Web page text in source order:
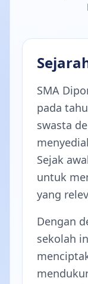
SMA
pada
swasta
Sejak
untuk
yang
Dengan
sekolah